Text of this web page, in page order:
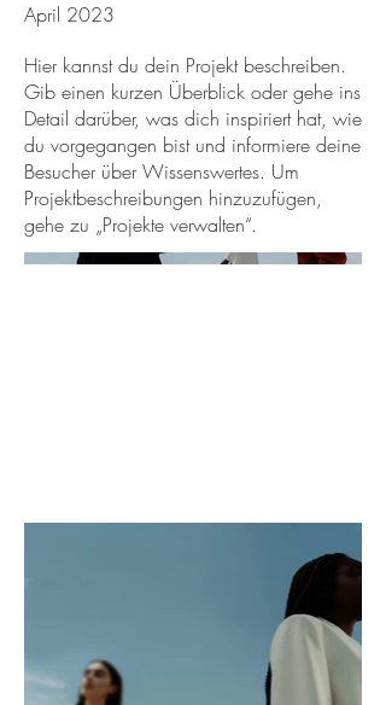
April 2023
Hier kannst du dein Projekt beschreiben.
Gib einen kurzen Überblick oder gehe ins
Detail darüber, was dich inspiriert hat, wie
du vorgegangen bist und informiere deine
Besucher über Wissenswertes. Um
Projektbeschreibungen hinzuzufügen,
gehe zu „Projekte verwalten“.